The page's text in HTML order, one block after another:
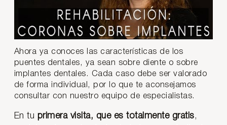
Ahora ya conoces las características de los
puentes dentales, ya sean sobre diente o sobre
implantes dentales. Cada caso debe ser valorado
de forma individual, por lo que te aconsejamos
consultar con nuestro equipo de especialistas.
En tu primera visita, que es totalmente gratis,